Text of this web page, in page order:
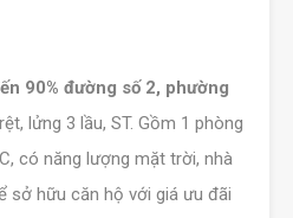
90% đường số 2, phường
lửng 3 lầu, ST. Gồm 1 phòng
có năng lượng mặt trời, nhà
sở hữu căn hộ với giá ưu đãi